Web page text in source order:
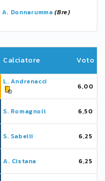
A. Donnarumma (Bre)
Calciatore Voto
L. Andrenacci
6,00
S. Romagnoli 6,50
S. Sabelli 6,25
A. Cistana 6,25